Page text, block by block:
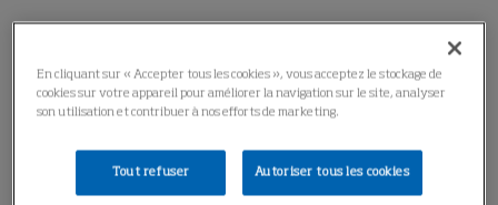
En cliquant sur « Accepter tous les cookies », vous acceptez le stockage de
cookies sur votre appareil pour améliorer la navigation sur le site, analyser
son utilisation et contribuer à nos efforts de marketing.
Tout refuser Autoriser tous les cookies